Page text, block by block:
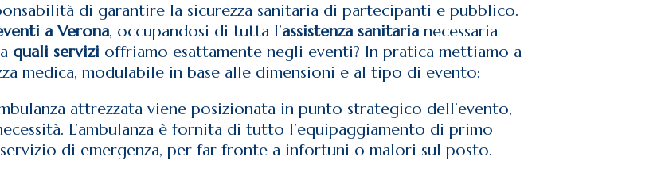
di garantire la sicurezza sanitaria di partecipanti e pubblico.
a Verona, occupandosi di tutta l’assistenza sanitarianecessaria
quali servizi offriamo esattamente negli eventi? In pratica mettiamo a
medica, modulabile in base alle dimensioni e al tipo di evento:
attrezzata viene posizionata in punto strategico dell’evento,
L’ambulanza è fornita di tutto l’equipaggiamento di primo
di emergenza, per far fronte a infortuni o malori sul posto.